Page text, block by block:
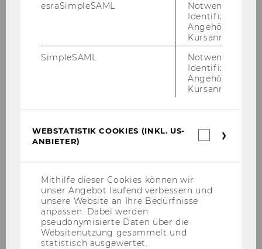
Diplomkaufmannsverordnung
(PDF, 240 KB)
esraSimpleSAML
Notwendig zur
Identifizierung
Angehörige/r für
Kursanmeldung.
SimpleSAML
Notwendig zur
Identifizierung
Angehörige/r für
Kursanmeldung.
WEBSTATISTIK COOKIES (INKL. US-
ANBIETER)
Mithilfe dieser Cookies können wir
unser Angebot laufend verbessern und
unsere Website an Ihre Bedürfnisse
anpassen. Dabei werden
pseudonymisierte Daten über die
Websitenutzung gesammelt und
statistisch ausgewertet.